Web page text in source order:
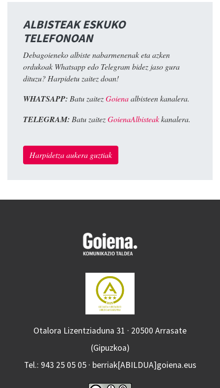
ALBISTEAK ESKUKO
TELEFONOAN
Debagoieneko albiste nabarmenenak eta azken
ordukoak Whatsapp edo Telegram bidez jaso gura
dituzu? Harpidetu zaitez doan!
WHATSAPP: Batu zaitezGoienaalbisteen kanalera.
TELEGRAM: Batu zaitezGoienaAlbisteakkanalera.
Harpidetza aukera guztiak
Otalora Lizentziaduna 31 · 20500 Arrasate
(Gipuzkoa)
Tel.: 943 25 05 05 · berriak[ABILDUA]goiena.eus